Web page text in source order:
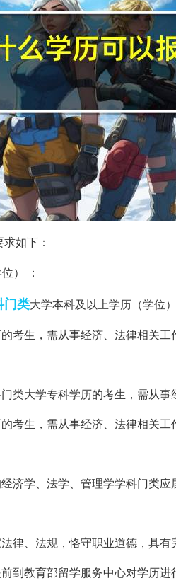
求如下：
） ：
门类大学本科及以上学历（学位
考生，需从事经济、法律相关工
类大学专科学历的考生，需从事
考生，需从事经济、法律相关工
济学、法学、管理学学科门类应
律、法规，恪守职业道德，具有
到教育部留学服务中心对学历进